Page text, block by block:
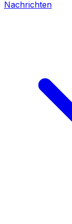
Nachrichten